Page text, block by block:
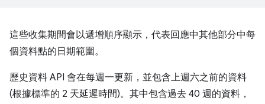
這些收集期間會以遞增順序顯示，代表回應中其他部分中每
個資料點的日期範圍。
歷史資料 API 會在每週一更新，並包含上週六之前的資料
(根據標準的 2 天延遲時間)。其中包含過去 40 週的資料，